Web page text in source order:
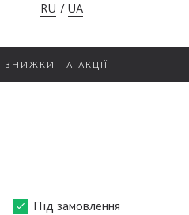
RU UA
ЗНИЖКИ ТА АКЦІЇ
Під замовлення